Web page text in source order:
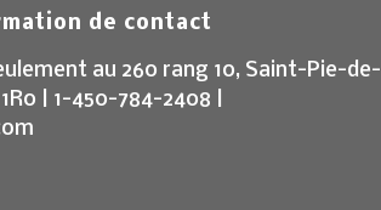
de contact
au 260 rang 10, Saint-Pie-de-
| 1-450-784-2408 |